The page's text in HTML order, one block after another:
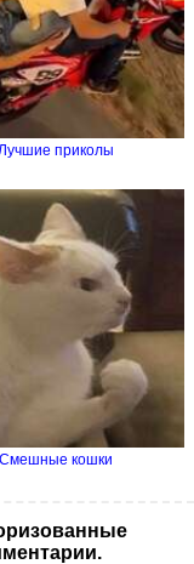
Лучшие приколы
Смешные кошки